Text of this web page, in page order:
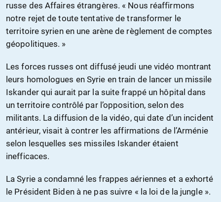
russe des Affaires étrangères. « Nous réaffirmons
notre rejet de toute tentative de transformer le
territoire syrien en une arène de règlement de comptes
géopolitiques. »
Les forces russes ont diffusé jeudi une vidéo montrant
leurs homologues en Syrie en train de lancer un missile
Iskander qui aurait par la suite frappé un hôpital dans
un territoire contrôlé par l’opposition, selon des
militants. La diffusion de la vidéo, qui date d’un incident
antérieur, visait à contrer les affirmations de l’Arménie
selon lesquelles ses missiles Iskander étaient
inefficaces.
La Syrie a condamné les frappes aériennes et a exhorté
le Président Biden à ne pas suivre « la loi de la jungle ».